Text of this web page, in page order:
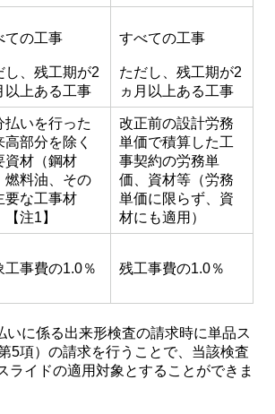
ての工事
し、残工期が2
以上ある工事
すべての工事
ただし、残工期が2
ヵ月以上ある工事
払いを行った
高部分を除く
資材（鋼材
燃料油、その
要な工事材
注1】
改正前の設計労務
単価で積算した工
事契約の労務単
価、資材等（労務
単価に限らず、資
材にも適用）
工事費の1.0％ 残工事費の1.0％
いに係る出来形検査の請求時に単品ス
5項）の請求を行うことで、当該検査
ライドの適用対象とすることができま